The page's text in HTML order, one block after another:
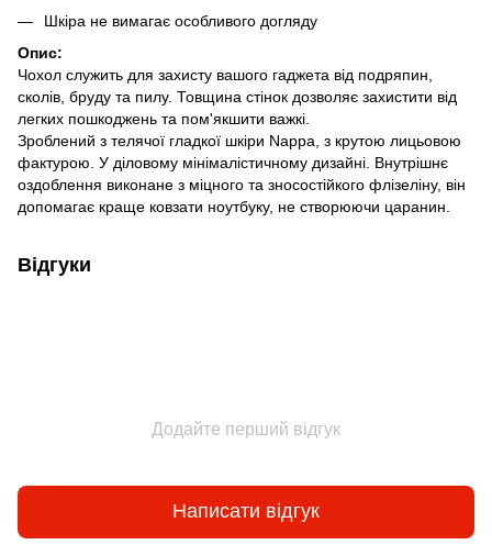
Шкіра не вимагає особливого догляду
Опис:
Чохол служить для захисту вашого гаджета від подряпин,
сколів, бруду та пилу. Товщина стінок дозволяє захистити від
легких пошкоджень та пом'якшити важкі.
Зроблений з телячої гладкої шкіри Nappa, з крутою лицьовою
фактурою. У діловому мінімалістичному дизайні. Внутрішнє
оздоблення виконане з міцного та зносостійкого флізеліну, він
допомагає краще ковзати ноутбуку, не створюючи царанин.
Відгуки
Додайте перший відгук
Написати відгук